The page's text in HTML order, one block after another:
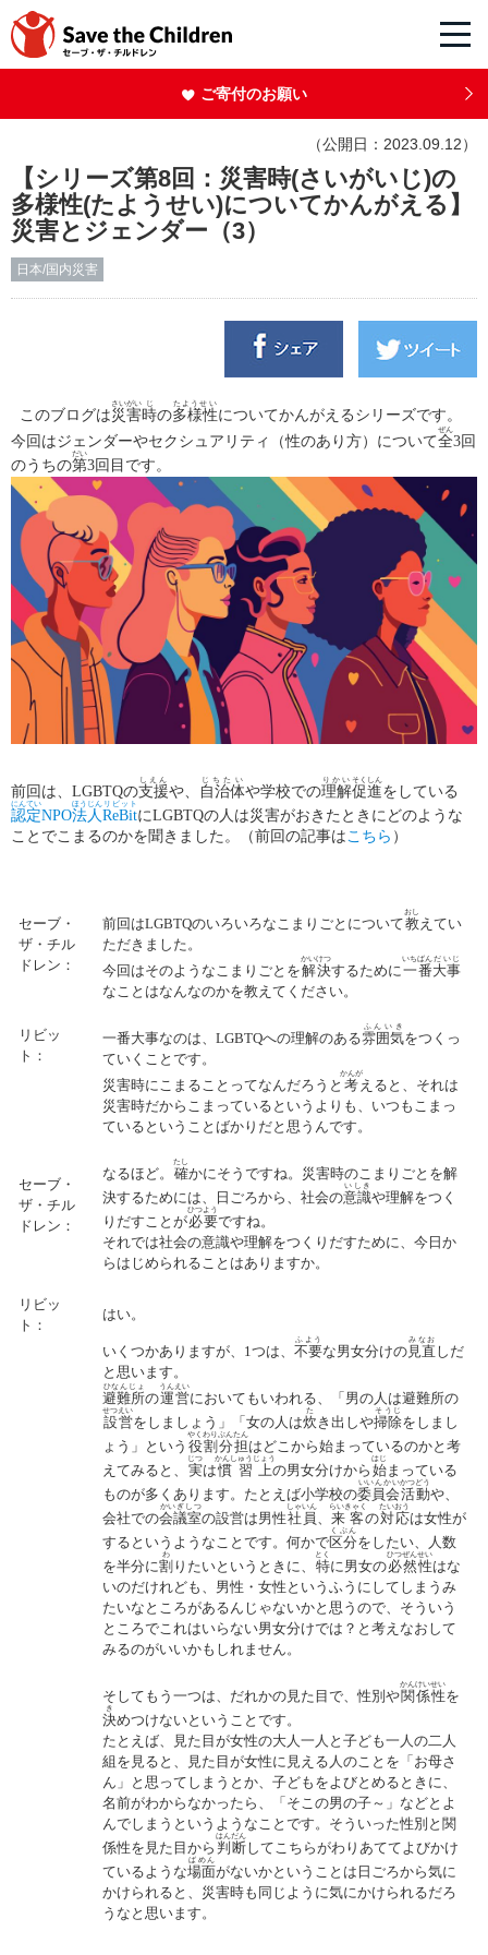
ご寄付のお願い
（公開日：2023.09.12）
【シリーズ第8回：災害時(さいがいじ)の
多様性(たようせい)についてかんがえる】
災害とジェンダー（3）
日本/国内災害
このブログは災害
さいがい
時
じ
の多様性
たようせい
についてかんがえるシリーズです。
今回はジェンダーやセクシュアリティ（性のあり方） について全
ぜん
3回
のうちの第
だい
3回目です。
前回は、 LGBTQの支援
しえん
や、 自治体
じちたい
や学校での理解
りかい
促進
そくしん
をしている
認定
にんてい
NPO法人
ほうじん
ReBit
リビット
にLGBTQの人は災害がおきたときにどのような
ことでこまるのかを聞きました。（前回の記事はこちら ）
セーブ・
ザ・チル
ドレン：
前回はLGBTQのいろいろなこまりごとについて教
おし
えてい
ただきました。
今回はそのようなこまりごとを解決
かいけつ
するために一番
いちばん
大事
だいじ
なことはなんなのかを教えてください。
リビッ
ト：
一番大事なのは、LGBTQへの理解のある雰囲気
ふんいき
をつくっ
ていくことです。
災害時にこまることってなんだろうと 考
かんが
えると、それは
災害時だからこまっているというよりも、いつもこまっ
ているということばかりだと思うんです。
セーブ・
ザ・チル
ドレン：
なるほど。 確
たし
かにそうですね。災害時のこまりごとを解
決するためには、日ごろから、社会の意識
いしき
や理解をつく
りだすことが必要
ひつよう
ですね。
それでは社会の意識や理解をつくりだすために、今日か
らはじめられることはありますか。
リビッ
ト：
はい。
いくつかありますが、 1つは、不要
ふよう
な男女分けの見直
みなお
しだ
と思います。
避難所
ひなんじょ
の運営
うんえい
においてもいわれる、「男の人は避難所の
設営
せつえい
をしましょう」「女の人は炊
た
き出しや掃除
そうじ
をしまし
ょう」という 役割
やくわり
分担
ぶんたん
はどこから始まっているのかと考
えてみると、 実
じつ
は慣習上
かんしゅうじょう
の男女分けから 始
はじ
まっている
ものが多くあります。たとえば小学校の委員会
いいんかい
活動
かつどう
や、
会社での会議室
かいぎしつ
の設営は男性社員
しゃいん
、来客
らいきゃく
の対応
たいおう
は女性が
するというようなことです。何かで区分
くぶん
をしたい、人数
を半分に割
わ
りたいというときに、 特
とく
に男女の必然性
ひつぜんせい
はな
いのだけれども、男性・女性というふうにしてしまうみ
たいなところがあるんじゃないかと思うので、そういう
ところでこれはいらない男女分けでは？と考えなおして
みるのがいいかもしれません。
そしてもう一つは、だれかの見た目で、性別や関係性
かんけいせい
を
決
き
めつけないということです。
たとえば、見た目が女性の大人一人と子ども一人の二人
組を見ると、見た目が女性に見える人のことを「お母さ
ん」と思ってしまうとか、子どもをよびとめるときに、
名前がわからなかったら、「そこの男の子～」などとよ
んでしまうというようなことです。そういった性別と関
係性を見た目から 判断
はんだん
してこちらがわりあててよびかけ
ているような場面
ばめん
がないかということは日ごろから気に
かけられると、災害時も同じように気にかけられるだろ
うなと思います。